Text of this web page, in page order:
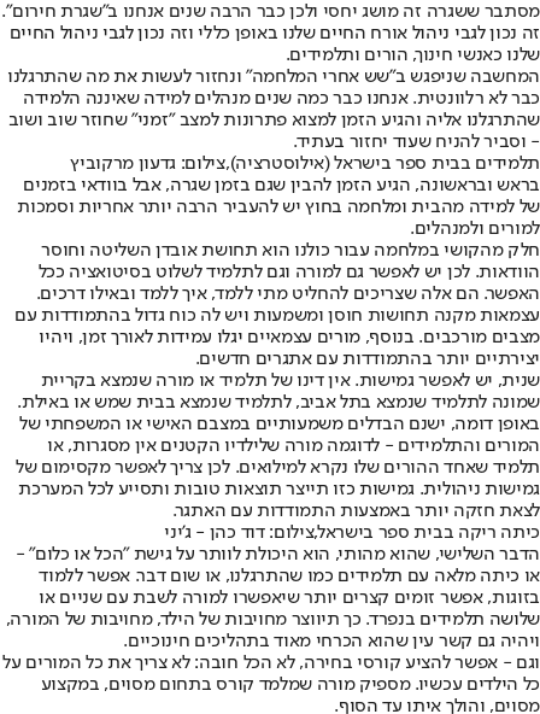
מסתבר ששגרה זה מושג יחסי ולכן כבר הרבה שנים אנחנו ב"שגרת חירום".
זה נכון לגבי ניהול אורח החיים שלנו באופן כללי וזה נכון לגבי ניהול החיים
שלנו כאנשי חינוך, הורים ותלמידים.
המחשבה שניפגש ב"שש אחרי המלחמה" ונחזור לעשות את מה שהתרגלנו
כבר לא רלוונטית. אנחנו כבר כמה שנים מנהלים למידה שאיננה הלמידה
שהתרגלנו אליה והגיע הזמן למצוא פתרונות למצב "זמני" שחוזר שוב ושוב
- וסביר להניח שעוד יחזור בעתיד.
תלמידים בבית ספר בישראל (אילוסטרציה),צילום: גדעון מרקוביץ
בראש ובראשונה, הגיע הזמן להבין שגם בזמן שגרה, אבל בוודאי בזמנים
של למידה מהבית ומלחמה בחוץ יש להעביר הרבה יותר אחריות וסמכות
למורים ולמנהלים.
חלק מהקושי במלחמה עבור כולנו הוא תחושת אובדן השליטה וחוסר
הוודאות. לכן יש לאפשר גם למורה וגם לתלמיד לשלוט בסיטואציה ככל
האפשר. הם אלה שצריכים להחליט מתי ללמד, איך ללמד ובאילו דרכים.
עצמאות מקנה תחושות חוסן ומשמעות ויש לה כוח גדול בהתמודדות עם
מצבים מורכבים. בנוסף, מורים עצמאיים יגלו עמידות לאורך זמן, ויהיו
יצירתיים יותר בהתמודדות עם אתגרים חדשים.
שנית, יש לאפשר גמישות. אין דינו של תלמיד או מורה שנמצא בקריית
שמונה לתלמיד שנמצא בתל אביב, לתלמיד שנמצא בבית שמש או באילת.
באופן דומה, ישנם הבדלים משמעותיים במצבם האישי או המשפחתי של
המורים והתלמידים - לדוגמה מורה שלילדיו הקטנים אין מסגרות, או
תלמיד שאחד ההורים שלו נקרא למילואים. לכן צריך לאפשר מקסימום של
גמישות ניהולית. גמישות כזו תייצר תוצאות טובות ותסייע לכל המערכת
לצאת חזקה יותר באמצעות התמודדות עם האתגר.
כיתה ריקה בבית ספר בישראל,צילום: דוד כהן - ג'יני
הדבר השלישי, שהוא מהותי, הוא היכולת לוותר על גישת "הכל או כלום" -
או כיתה מלאה עם תלמידים כמו שהתרגלנו, או שום דבר. אפשר ללמוד
בזוגות, אפשר זומים קצרים יותר שיאפשרו למורה לשבת עם שניים או
שלושה תלמידים בנפרד. כך תיווצר מחויבות של הילד, מחויבות של המורה,
ויהיה גם קשר עין שהוא הכרחי מאוד בתהליכים חינוכיים.
וגם - אפשר להציע קורסי בחירה, לא הכל חובה: לא צריך את כל המורים על
כל הילדים עכשיו. מספיק מורה שמלמד קורס בתחום מסוים, במקצוע
מסוים, והולך איתו עד הסוף.